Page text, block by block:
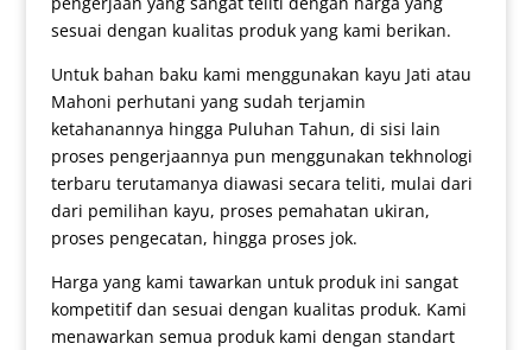
sesuai dengan kualitas produk yang kami berikan.
Untuk bahan baku kami menggunakan kayu Jati atau
Mahoni perhutani yang sudah terjamin
ketahanannya hingga Puluhan Tahun, di sisi lain
proses pengerjaannya pun menggunakan tekhnologi
terbaru terutamanya diawasi secara teliti, mulai dari
dari pemilihan kayu, proses pemahatan ukiran,
proses pengecatan, hingga proses jok.
Harga yang kami tawarkan untuk produk ini sangat
kompetitif dan sesuai dengan kualitas produk. Kami
menawarkan semua produk kami dengan standart